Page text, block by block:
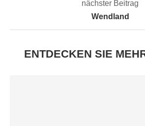
nächster Beitrag
Wendland
ENTDECKEN SIE